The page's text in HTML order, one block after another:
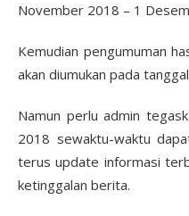
November 2018 – 1
Kemudian pengumuman
akan diumukan pada
Namun perlu admin
2018 sewaktu-waktu
terus update informasi
ketinggalan berita.